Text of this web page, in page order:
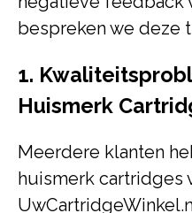
bespreken we deze
1.
Huismerk
Meerdere klanten
huismerk cartridges